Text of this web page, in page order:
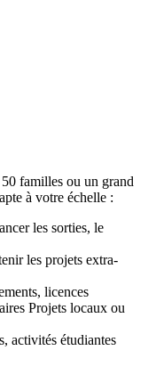
familles ou un grand
à votre échelle :
les sorties, le
les projets extra-
licences
Projets locaux ou
activités étudiantes